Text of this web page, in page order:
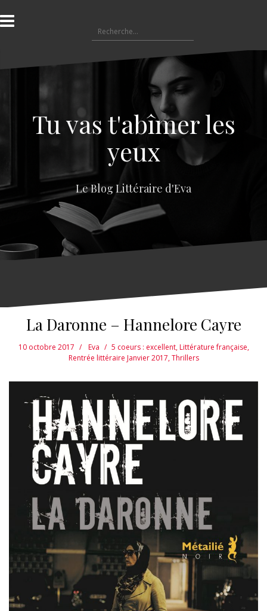
l
a
e
e
Tu vas t'abîmer les
yeux
Le Blog Littéraire d'Eva
La Daronne – Hannelore Cayre
10 octobre 2017 Eva 5 coeurs : excellent,Littérature française,
Rentrée littéraire Janvier 2017,Thrillers